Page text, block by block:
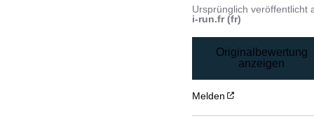
Ursprünglich veröffentlicht
i-run.fr (fr)
Originalbewertung
anzeigen
Melden